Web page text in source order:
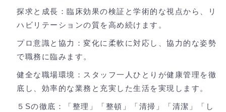
探求と成長：臨床効果の検証と学術的な視点から、リ
ハビリテーションの質を高め続けます。
プロ意識と協力：変化に柔軟に対応し、協力的な姿勢
で職務に臨みます。
健全な職場環境：スタッフ一人ひとりが健康管理を徹
底し、効率的な業務と充実した生活を実現します。
５Sの徹底：「整理」「整頓」「清掃」「清潔」「し